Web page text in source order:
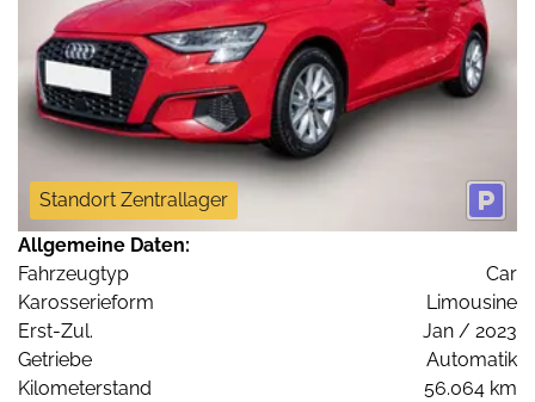
Standort Zentrallager
Allgemeine Daten:
Fahrzeugtyp
Car
Karosserieform
Limousine
Erst-Zul.
Jan / 2023
Getriebe
Automatik
Kilometerstand
56.064 km